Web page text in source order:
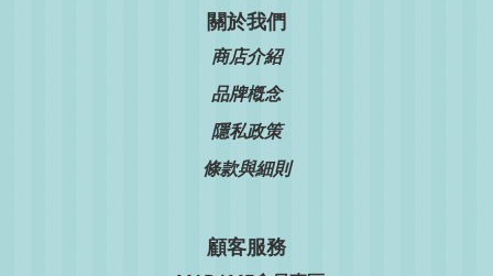
關於我們
商店介紹
品牌槪念
隱私政策
條款與細則
顧客服務